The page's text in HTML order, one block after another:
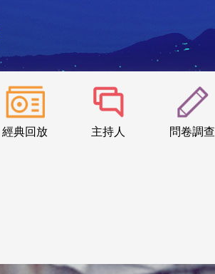
經典回放 主持人 問卷調查